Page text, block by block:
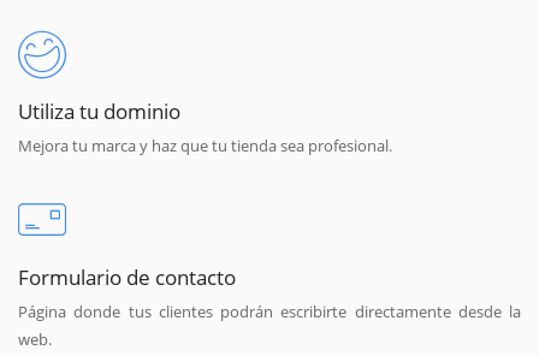
Utiliza tu dominio
Mejora tu marca y haz que tu tienda sea profesional.
Formulario de contacto
Página donde tus clientes podrán escribirte directamente desde la
web.